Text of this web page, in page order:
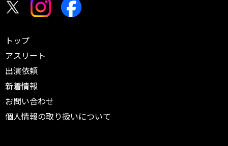
トップ
アスリート
出演依頼
新着情報
お問い合わせ
個人情報の取り扱いについて